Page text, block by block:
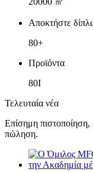
Αποκτήστε
80+
Προϊόντα
80Ι
Τελευταία νέα
Επίσημη πιστοποίηση,
πώληση.